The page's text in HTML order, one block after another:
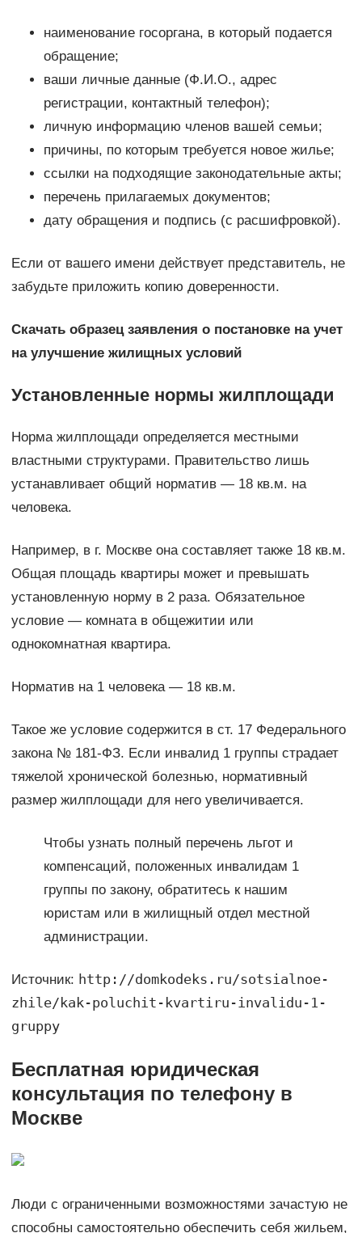
наименование госоргана, в который подается
обращение;
ваши личные данные (Ф.И.О., адрес
регистрации, контактный телефон);
личную информацию членов вашей семьи;
причины, по которым требуется новое жилье;
ссылки на подходящие законодательные акты;
перечень прилагаемых документов;
дату обращения и подпись (с расшифровкой).
Если от вашего имени действует представитель, не
забудьте приложить копию доверенности.
Скачать образец заявления о постановке на учет
на улучшение жилищных условий
Установленные нормы жилплощади
Норма жилплощади определяется местными
властными структурами. Правительство лишь
устанавливает общий норматив — 18 кв.м. на
человека.
Например, в г. Москве она составляет также 18 кв.м.
Общая площадь квартиры может и превышать
установленную норму в 2 раза. Обязательное
условие — комната в общежитии или
однокомнатная квартира.
Норматив на 1 человека — 18 кв.м.
Такое же условие содержится в ст. 17 Федерального
закона № 181-ФЗ. Если инвалид 1 группы страдает
тяжелой хронической болезнью, нормативный
размер жилплощади для него увеличивается.
Чтобы узнать полный перечень льгот и
компенсаций, положенных инвалидам 1
группы по закону, обратитесь к нашим
юристам или в жилищный отдел местной
администрации.
Источник: http://domkodeks.ru/sotsialnoe-
zhile/kak-poluchit-kvartiru-invalidu-1-
gruppy
Бесплатная юридическая
консультация по телефону в
Москве
Люди с ограниченными возможностями зачастую не
способны самостоятельно обеспечить себя жильем,